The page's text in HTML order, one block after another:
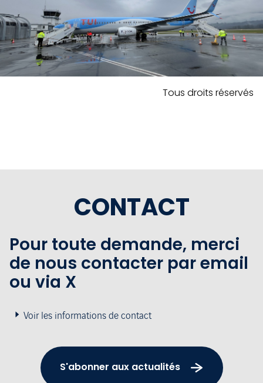
Tous droits réservés
CONTACT
Pour toute demande, merci
de nous contacter par email
ou via X
Voir les informations de contact
S'abonner aux actualités